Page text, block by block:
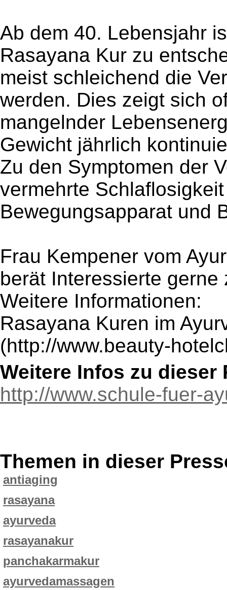
Ab dem 40. Lebensjahr
Rasayana Kur zu
meist schleichend die
werden. Dies zeigt sich
mangelnder
Gewicht jährlich
Zu den Symptomen der
vermehrte
Bewegungsapparat und
Frau Kempener vom
berät Interessierte gerne
Weitere Informationen:
Rasayana Kuren im
(http://www.beauty-
Weitere Infos zu dieser
http://www.schule-fuer-
Themen in dieser
antiaging
rasayana
ayurveda
rasayanakur
panchakarmakur
ayurvedamassagen